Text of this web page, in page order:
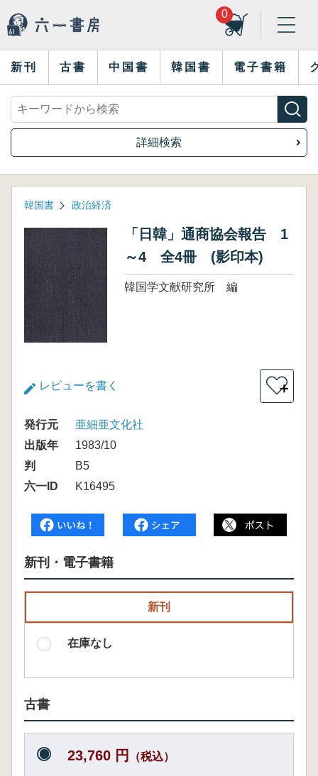
0
新刊 古書 中国書 韓国書 電子書籍
詳細検索
韓国書 政治経済
「日韓」通商協会報告 1
～4 全4冊 (影印本)
韓国学文献研究所 編
レビューを書く ＋
発行元
亜細亜文化社
出版年
1983/10
判
B5
六一ID
K16495
新刊・電子書籍
新刊
在庫なし
古書
23,760 円 （税込）